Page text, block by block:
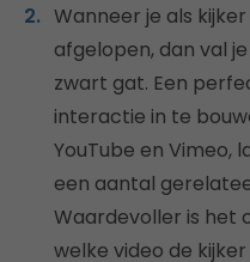
Wanneer je als
afgelopen, dan val
zwart gat. Een
interactie in te
YouTube en Vimeo,
een aantal
Waardevoller is het
welke video de